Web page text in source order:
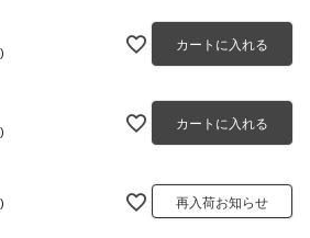
カートに入れる
カートに入れる
再入荷お知らせ